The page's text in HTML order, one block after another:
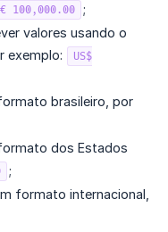
€ 100,000.00 ;
valores usando o
exemplo:
US$
brasileiro, por
dos Estados
;
formato internacional,